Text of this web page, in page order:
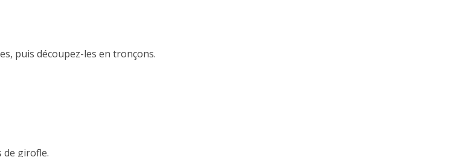
puis découpez-les en tronçons.
de girofle.